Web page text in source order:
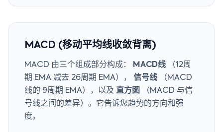
MACD (移动平均线收敛背离)
MACD 由三个组成部分构成： MACD线 （12周
期 EMA 减去 26周期 EMA）， 信号线 （MACD
线的 9周期 EMA），以及 直方图
（MACD 与信
号线之间的差异）。它告诉您趋势的方向和强
度。